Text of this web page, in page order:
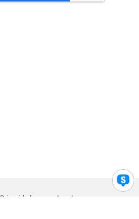
Privacidad Legal